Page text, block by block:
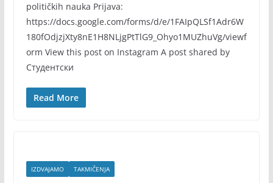
političkih nauka Prijava:
https://docs.google.com/forms/d/e/1FAIpQLSf1Adr6W
180fOdjzjXty8nE1H8NLjgPtTlG9_Ohyo1MUZhuVg/viewf
orm View this post on Instagram A post shared by
Студентски
Read More
IZDVAJAMO TAKMIČENJA